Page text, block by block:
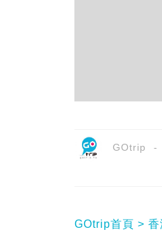
GOtrip
GOtrip首頁 香